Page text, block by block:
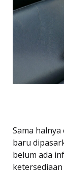
Sama
baru
belum ada